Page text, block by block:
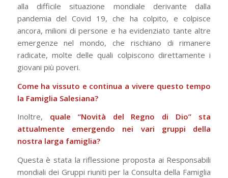
alla difficile situazione mondiale derivante dalla
pandemia del Covid 19, che ha colpito, e colpisce
ancora, milioni di persone e ha evidenziato tante altre
emergenze nel mondo, che rischiano di rimanere
radicate, molte delle quali colpiscono direttamente i
giovani più poveri.
Come ha vissuto e continua a vivere questo tempo
la Famiglia Salesiana?
Inoltre, quale “Novità del Regno di Dio” sta
attualmente emergendo nei vari gruppi della
nostra larga famiglia?
Questa è stata la riflessione proposta ai Responsabili
mondiali dei Gruppi riuniti per la Consulta della Famiglia